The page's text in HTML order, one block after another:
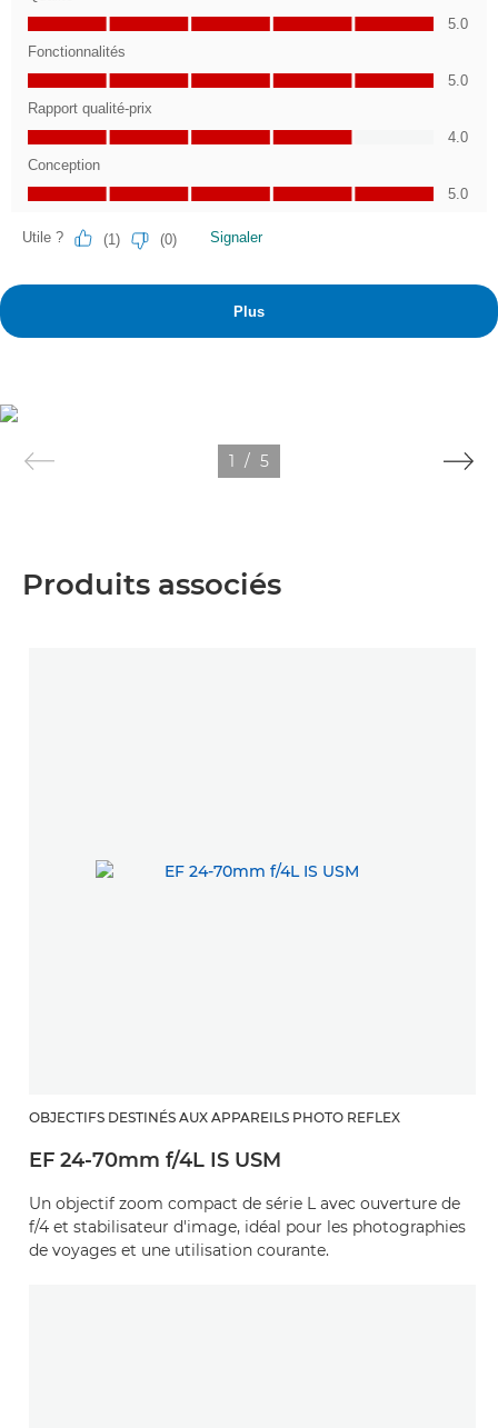
1 / 5
Produits associés
OBJECTIFS DESTINÉS AUX APPAREILS PHOTO REFLEX
EF 24-70mm f/4L IS USM
Un objectif zoom compact de série L avec ouverture de
f/4 et stabilisateur d'image, idéal pour les photographies
de voyages et une utilisation courante.